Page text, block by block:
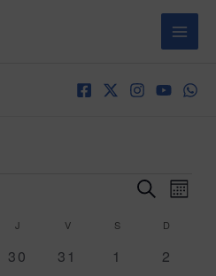
Navegación
búsqueda
vistas
BUSCAR
de
MES
J VVIERNES SSÁBADO D
0
30
0
31
01
0
2